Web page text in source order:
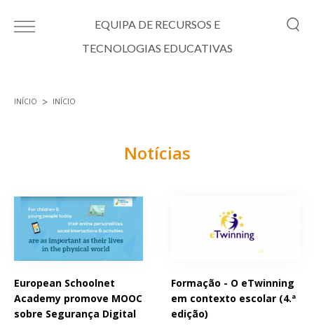
EQUIPA DE RECURSOS E
TECNOLOGIAS EDUCATIVAS
INÍCIO INÍCIO
Notícias
European Schoolnet
Academy promove MOOC
sobre Segurança Digital
Formação - O eTwinning
em contexto escolar (4.ª
edição)
Páginas